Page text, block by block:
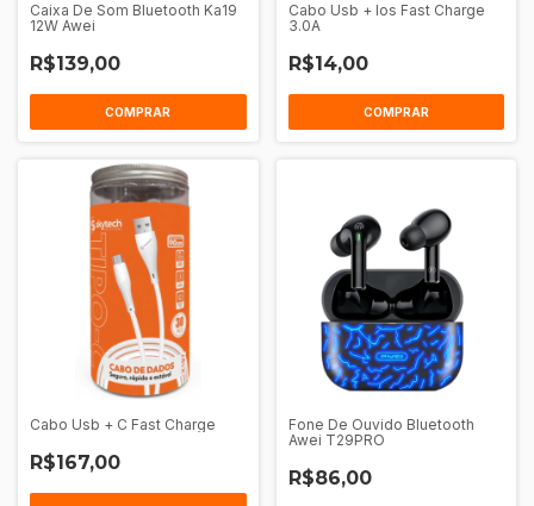
Caixa De Som Bluetooth Ka19
12W Awei
R$139,00
COMPRAR
Cabo Usb + Ios Fast Charge
3.0A
R$14,00
COMPRAR
Cabo Usb + C Fast Charge
R$167,00
Fone De Ouvido Bluetooth
Awei T29PRO
R$86,00